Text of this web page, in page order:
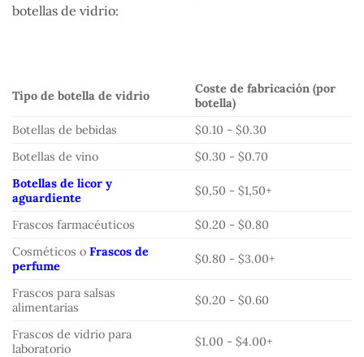
botellas de vidrio:
Tipo de botella de vidrio
Coste de fabricación (por
botella)
Botellas de bebidas
$0.10 - $0.30
Botellas de vino
$0.30 - $0.70
Botellas de licor y
aguardiente
$0,50 - $1,50+
Frascos farmacéuticos
$0.20 - $0.80
Cosméticos o Frascos de
perfume
$0.80 - $3.00+
Frascos para salsas
alimentarias
$0.20 - $0.60
Frascos de vidrio para
laboratorio
$1.00 - $4.00+